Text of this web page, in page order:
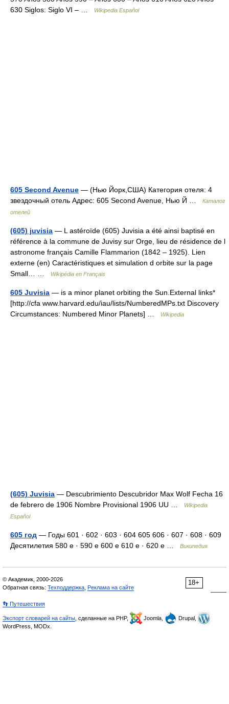
630 Siglos: Siglo VI – …
Wikipedia Español
605 Second Avenue — (Нью Йорк,США) Категория отеля: 4
звездочный отель Адрес: 605 Second Avenue, Нью Й …
Каталог
отелей
(605) juvisia — L astéroïde (605) Juvisia a été ainsi baptisé en
référence à la commune de Juvisy sur Orge, lieu de résidence de l
astronome français Camille Flammarion (1842 – 1925). Lien
externe (en) Caractéristiques et simulation d orbite sur la page
Small… …
Wikipédia en Français
605 Juvisia — is a minor planet orbiting the Sun.External links*
[http://cfa www.harvard.edu/iau/lists/NumberedMPs.txt Discovery
Circumstances: Numbered Minor Planets] …
Wikipedia
(605) Juvisia — Descubrimiento Descubridor Max Wolf Fecha 16
de febrero de 1906 Nombre Provisional 1906 UU …
Wikipedia
Español
605 год — Годы 601 · 602 · 603 · 604 605 606 · 607 · 608 · 609
Десятилетия 580 е · 590 е 600 е 610 е · 620 е …
Википедия
18+
© Академик, 2000-2026
Обратная связь: Техподдержка Реклама на сайте
👣 Путешествия
Экспорт словарей на сайты , сделанные на PHP, Joomla,
Drupal,
WordPress, MODx.